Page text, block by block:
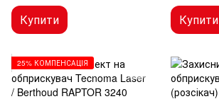
Купити Купити
25% КОМПЕНСАЦІЯ